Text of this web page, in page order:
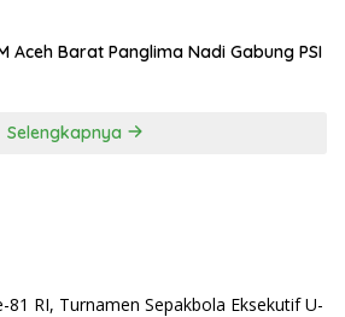
Aceh Barat Panglima Nadi Gabung PSI
Selengkapnya